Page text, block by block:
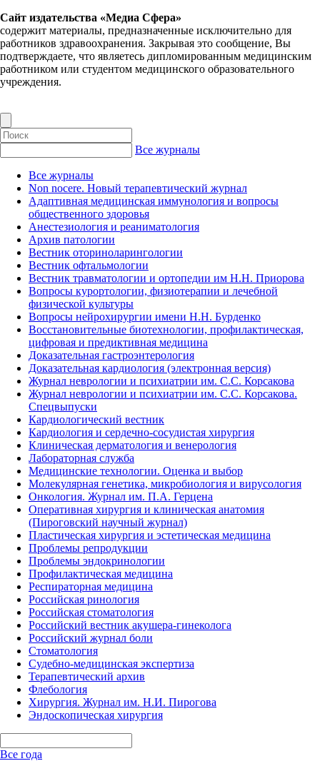
Сайт издательства «Медиа Сфера»
содержит материалы, предназначенные исключительно для
работников здравоохранения. Закрывая это сообщение, Вы
подтверждаете, что являетесь дипломированным медицинским
работником или студентом медицинского образовательного
учреждения.
Все журналы
Все журналы
Non nocere. Новый терапевтический журнал
Адаптивная медицинская иммунология и вопросы
общественного здоровья
Анестезиология и реаниматология
Архив патологии
Вестник оториноларингологии
Вестник офтальмологии
Вестник травматологии и ортопедии им Н.Н. Приорова
Вопросы курортологии, физиотерапии и лечебной
физической культуры
Вопросы нейрохирургии имени Н.Н. Бурденко
Восстановительные биотехнологии, профилактическая,
цифровая и предиктивная медицина
Доказательная гастроэнтерология
Доказательная кардиология (электронная версия)
Журнал неврологии и психиатрии им. С.С. Корсакова
Журнал неврологии и психиатрии им. С.С. Корсакова.
Спецвыпуски
Кардиологический вестник
Кардиология и сердечно-сосудистая хирургия
Клиническая дерматология и венерология
Лабораторная служба
Медицинские технологии. Оценка и выбор
Молекулярная генетика, микробиология и вирусология
Онкология. Журнал им. П.А. Герцена
Оперативная хирургия и клиническая анатомия
(Пироговский научный журнал)
Пластическая хирургия и эстетическая медицина
Проблемы репродукции
Проблемы эндокринологии
Профилактическая медицина
Респираторная медицина
Российская ринология
Российская стоматология
Российский вестник акушера-гинеколога
Российский журнал боли
Стоматология
Судебно-медицинская экспертиза
Терапевтический архив
Флебология
Хирургия. Журнал им. Н.И. Пирогова
Эндоскопическая хирургия
Все года